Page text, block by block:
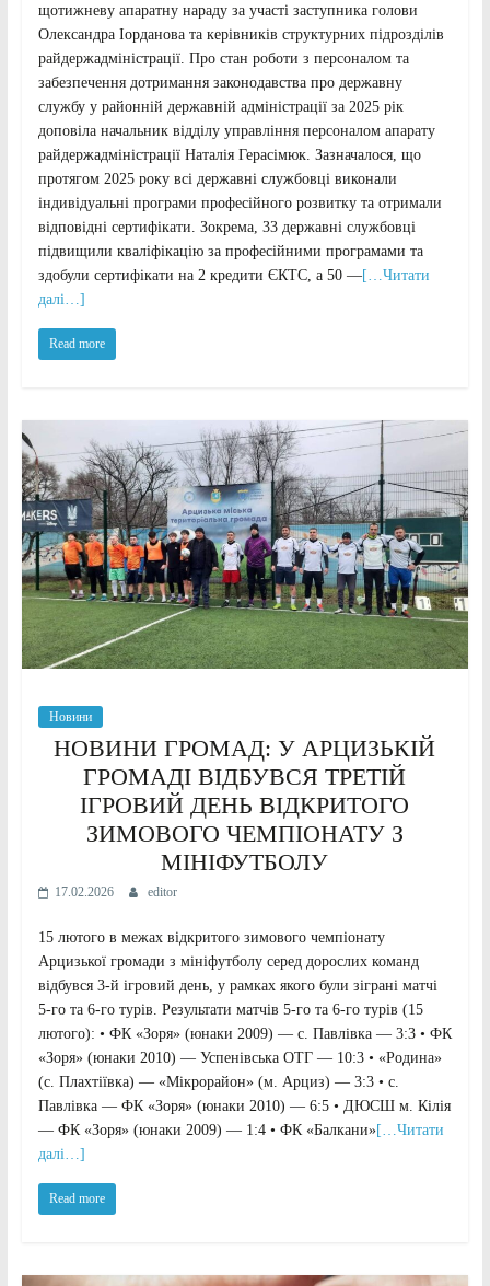
щотижневу апаратну нараду за участі заступника голови
Олександра Іорданова та керівників структурних підрозділів
райдержадміністрації. Про стан роботи з персоналом та
забезпечення дотримання законодавства про державну
службу у районній державній адміністрації за 2025 рік
доповіла начальник відділу управління персоналом апарату
райдержадміністрації Наталія Герасімюк. Зазначалося, що
протягом 2025 року всі державні службовці виконали
індивідуальні програми професійного розвитку та отримали
відповідні сертифікати. Зокрема, 33 державні службовці
підвищили кваліфікацію за професійними програмами та
здобули сертифікати на 2 кредити ЄКТС, а 50 —[…Читати
далі…]
Read more
Новини
НОВИНИ ГРОМАД: У АРЦИЗЬКІЙ
ГРОМАДІ ВІДБУВСЯ ТРЕТІЙ
ІГРОВИЙ ДЕНЬ ВІДКРИТОГО
ЗИМОВОГО ЧЕМПІОНАТУ З
МІНІФУТБОЛУ
17.02.2026 editor
15 лютого в межах відкритого зимового чемпіонату
Арцизької громади з мініфутболу серед дорослих команд
відбувся 3-й ігровий день, у рамках якого були зіграні матчі
5-го та 6-го турів. Результати матчів 5-го та 6-го турів (15
лютого): • ФК «Зоря» (юнаки 2009) — с. Павлівка — 3:3 • ФК
«Зоря» (юнаки 2010) — Успенівська ОТГ — 10:3 • «Родина»
(с. Плахтіївка) — «Мікрорайон» (м. Арциз) — 3:3 • с.
Павлівка — ФК «Зоря» (юнаки 2010) — 6:5 • ДЮСШ м. Кілія
— ФК «Зоря» (юнаки 2009) — 1:4 • ФК «Балкани»[…Читати
далі…]
Read more